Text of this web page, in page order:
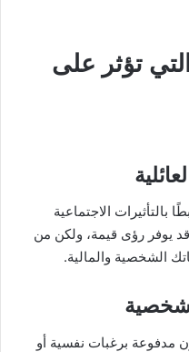
تؤثر على
بالتأثيرات الاجتماعية
قد يوفر رؤى قيمة، ولكن من
الشخصية والمالية.
مدفوعة برغبات نفسية أو